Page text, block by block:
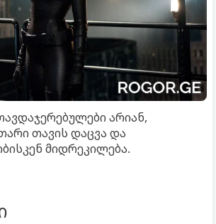
არიან,
თავის დაცვა და
მიდრეკილება.